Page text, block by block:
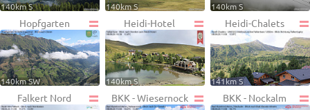
140km S 140km S 140km S
Hopfgarten
140km SW
Heidi-Hotel
140km S
Heidi-Chalets
141km S
Falkert Nord BKK - Wiesernock BKK - Nockalm